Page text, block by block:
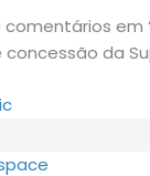
comentários em
concessão da